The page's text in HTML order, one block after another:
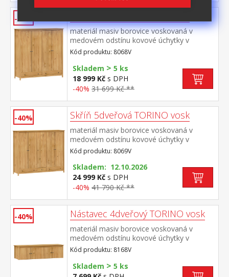
-40%
materiál masiv borovice voskovaná v
medovém odstínu kovové úchytky v
barevném provedení černěná
mosaz prostor dělený na poloviny v levé
polovině šatní tyč a police na klobouky v
pravé polovině 3 police ve spodní části 2
zásuvky s kovovými pojezdy doporučený
Kód produktu: 8068V
Skladem > 5 ks
18 999 Kč s DPH
-40% 31 699 Kč **
-40% Skříň 5dveřová TORINO vosk
materiál masiv borovice voskovaná v
medovém odstínu kovové úchytky v
barevném provedení černěná
mosaz prostor dělený v poměru 2:1:2 v levé
a pravé širší části šatní tyč a police na
klobouky ve střední úzké části 3 police ve
spodní části 3 zásuvky s kovovými
Kód produktu: 8069V
Skladem: 12.10.2026
24 999 Kč s DPH
-40% 41 790 Kč **
-40% Nástavec 4dveřový TORINO vosk
materiál masiv borovice voskovaná v
medovém odstínu kovové úchytky v
barevném provedení černěná
mosaz nástavec pro skříň 8068V
Kód produktu: 8168V
Skladem > 5 ks